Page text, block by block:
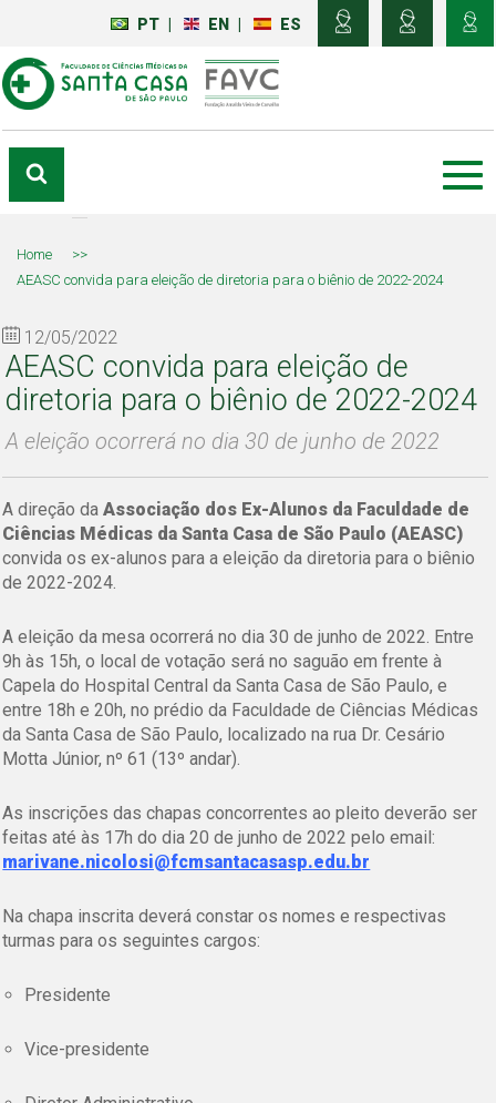
PT EN ES
Home
>>
AEASC convida para eleição de diretoria para o biênio de 2022-2024
12/05/2022
AEASC convida para eleição de
diretoria para o biênio de 2022-2024
A eleição ocorrerá no dia 30 de junho de 2022
A direção daAssociação dos Ex-Alunos da Faculdade de
Ciências Médicas da Santa Casa de São Paulo (AEASC)
convida os ex-alunos para a eleição da diretoria para o biênio
de 2022-2024.
A eleição da mesa ocorrerá no dia 30 de junho de 2022. Entre
9h às 15h, o local de votação será no saguão em frente à
Capela do Hospital Central da Santa Casa de São Paulo, e
entre 18h e 20h, no prédio da Faculdade de Ciências Médicas
da Santa Casa de São Paulo, localizado na rua Dr. Cesário
Motta Júnior, nº 61 (13º andar).
As inscrições das chapas concorrentes ao pleito deverão ser
feitas até às 17h do dia 20 de junho de 2022 pelo email:
marivane.nicolosi@fcmsantacasasp.edu.br
Na chapa inscrita deverá constar os nomes e respectivas
turmas para os seguintes cargos:
Presidente
Vice-presidente